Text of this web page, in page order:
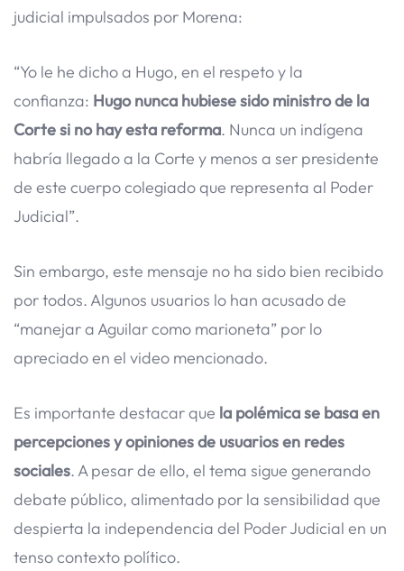
judicial impulsados por Morena:
“Yo le he dicho a Hugo, en el respeto y la
confianza: Hugo nunca hubiese sido ministro de la
Corte si no hay esta reforma. Nunca un indígena
habría llegado a la Corte y menos a ser presidente
de este cuerpo colegiado que representa al Poder
Judicial”.
Sin embargo, este mensaje no ha sido bien recibido
por todos. Algunos usuarios lo han acusado de
“manejar a Aguilar como marioneta” por lo
apreciado en el video mencionado.
Es importante destacar que la polémica se basa en
percepciones y opiniones de usuarios en redes
sociales. A pesar de ello, el tema sigue generando
debate público, alimentado por la sensibilidad que
despierta la independencia del Poder Judicial en un
tenso contexto político.